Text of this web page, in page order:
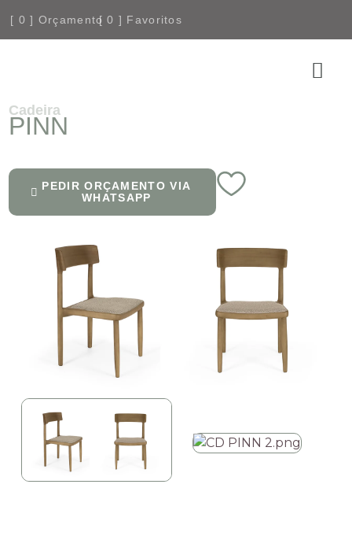
[ 0 ] Orçamento[0 ] Favoritos
Cadeira
PINN
PEDIR ORÇAMENTO VIA
WHATSAPP